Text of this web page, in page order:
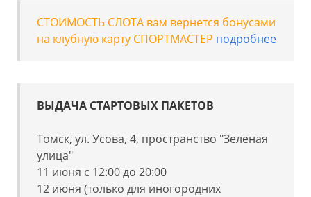
СТОИМОСТЬ СЛОТА вам вернется бонусами
на клубную карту СПОРТМАCТЕР подробнее
ВЫДАЧА СТАРТОВЫХ ПАКЕТОВ
Томск, ул. Усова, 4, пространство "Зеленая
улица"
11 июня с 12:00 до 20:00
12 июня (только для иногородних